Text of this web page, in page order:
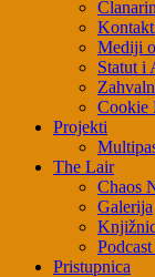
Mediji
Statut i
Cookie
Projekti
The Lair
Chaos
Galerija
Pristupnica